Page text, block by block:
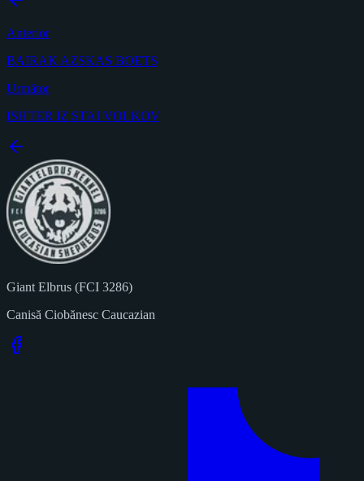
Anterior
BAIRAK AZSKAS BOETS
Următor
ISHTER IZ STAI VOLKOV
Giant Elbrus (FCI 3286)
Canisă Ciobănesc Caucazian